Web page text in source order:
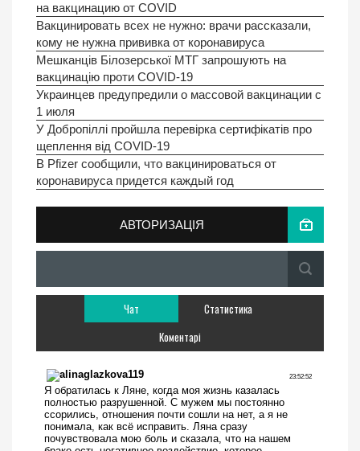
на вакцинацию от COVID
Вакцинировать всех не нужно: врачи рассказали,
кому не нужна прививка от коронавируса
Мешканців Білозерської МТГ запрошують на
вакцинацію проти COVID-19
Украинцев предупредили о массовой вакцинации с
1 июля
У Добропіллі пройшла перевірка сертифікатів про
щеплення від COVID-19
В Pfizer сообщили, что вакцинироваться от
коронавируса придется каждый год
АВТОРИЗАЦІЯ
Чат
Статистика
Коментарі